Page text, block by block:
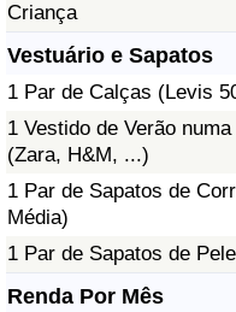
Criança
Vestuário e Sapatos
1 Par de Calças (Levis
1 Vestido de Verão
(Zara, H&M, ...)
1 Par de Sapatos de
Média)
1 Par de Sapatos de
Renda Por Mês